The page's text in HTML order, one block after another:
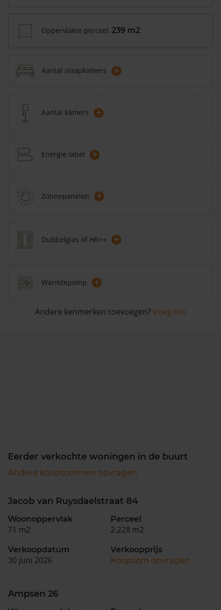
Oppervlakte perceel 239 m2
Aantal slaapkamers +
Aantal kamers +
Energie label +
Zonnepanelen +
Dubbelglas of HR++ +
Warmtepomp +
Andere kenmerken toevoegen? Voeg toe
Eerder verkochte woningen in de buurt
Andere koopsommen opvragen
Jacob van Ruysdaelstraat 84
Woonoppervlak
71 m2
Perceel
2.228 m2
Verkoopdatum
30 juni 2026
Verkoopprijs
Koopsom opvragen
Ampsen 26